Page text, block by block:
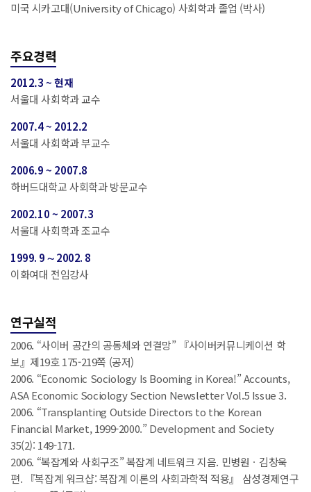
미국 시카고대(University of Chicago) 사회학과 졸업 (박사)
주요경력
2012.3 ~ 현재
서울대 사회학과 교수
2007.4 ~ 2012.2
서울대 사회학과 부교수
2006.9 ~ 2007.8
하버드대학교 사회학과 방문교수
2002.10 ~ 2007.3
서울대 사회학과 조교수
1999. 9 ∼ 2002. 8
이화여대 전임강사
연구실적
2006. “사이버 공간의 공동체와 연결망” 『사이버커뮤니케이션 학
보』제19호 175-219쪽 (공저)
2006. “Economic Sociology Is Booming in Korea!” Accounts,
ASA Economic Sociology Section Newsletter Vol.5 Issue 3.
2006. “Transplanting Outside Directors to the Korean
Financial Market, 1999-2000.” Development and Society
35(2): 149-171.
2006. “복잡계와 사회구조” 복잡계 네트워크 지음. 민병원ㆍ김창욱
편. 『복잡계 워크샵: 복잡계 이론의 사회과학적 적용』 삼성경제연구